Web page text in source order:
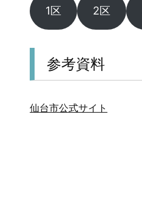
1区 2区
参考資料
仙台市公式サイト